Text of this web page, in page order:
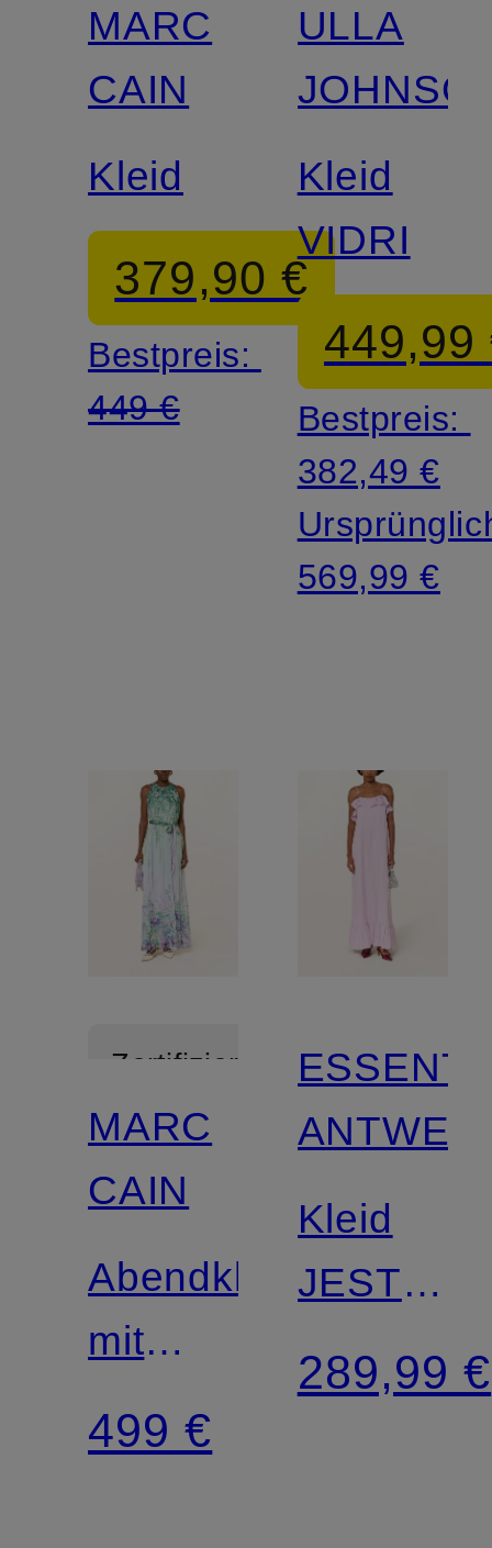
MARC
CAIN
Kleid
379,90 €
Bestpreis:
449 €
ULLA
Kleid
VIDRI
449,99
Bestpreis:
382,49 €
569,99 €
Zertifiziert
MARC
CAIN
Abendkleid
mit
Glitzergarn
499 €
Kleid
JESTE
mit
Rüschen
289,99 €